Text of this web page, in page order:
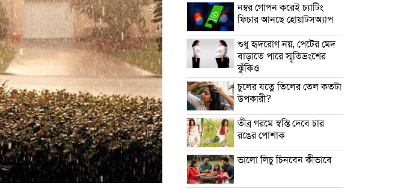
নম্বর গোপন করেই চ্যাটিং
ফিচার আনছে হোয়াটসঅ্যাপ
শুধু হৃদরোগ নয়, পেটের মেদ
বাড়াতে পারে স্মৃতিভ্রংশের
ঝুঁকিও
চুলের যত্নে তিলের তেল কতটা
উপকারী?
তীব্র গরমে স্বস্তি দেবে চার
রঙের পোশাক
ভালো লিচু চিনবেন কীভাবে